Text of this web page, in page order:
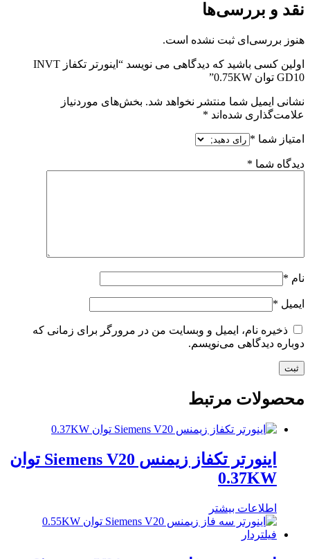
نقد و بررسی‌ها
هنوز بررسی‌ای ثبت نشده است.
اولین کسی باشید که دیدگاهی می نویسد “اينورتر تكفاز INVT
GD10 توان 0.75KW”
نشانی ایمیل شما منتشر نخواهد شد. بخش‌های موردنیاز
علامت‌گذاری شده‌اند *
امتیاز شما *
دیدگاه شما *
نام *
ایمیل *
ذخیره نام، ایمیل و وبسایت من در مرورگر برای زمانی که
دوباره دیدگاهی می‌نویسم.
محصولات مرتبط
اینورتر تکفاز زیمنس Siemens V20 توان
0.37KW
اطلاعات بیشتر